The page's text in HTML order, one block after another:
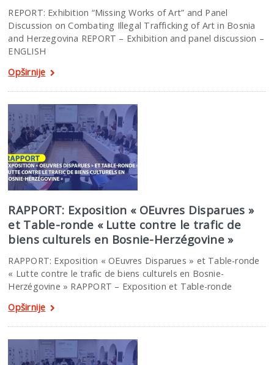
REPORT: Exhibition “Missing Works of Art” and Panel
Discussion on Combating Illegal Trafficking of Art in Bosnia
and Herzegovina REPORT – Exhibition and panel discussion –
ENGLISH
Opširnije
RAPPORT: Exposition « OEuvres Disparues »
et Table-ronde « Lutte contre le trafic de
biens culturels en Bosnie-Herzégovine »
RAPPORT: Exposition « OEuvres Disparues » et Table-ronde
« Lutte contre le trafic de biens culturels en Bosnie-
Herzégovine » RAPPORT – Exposition et Table-ronde
Opširnije